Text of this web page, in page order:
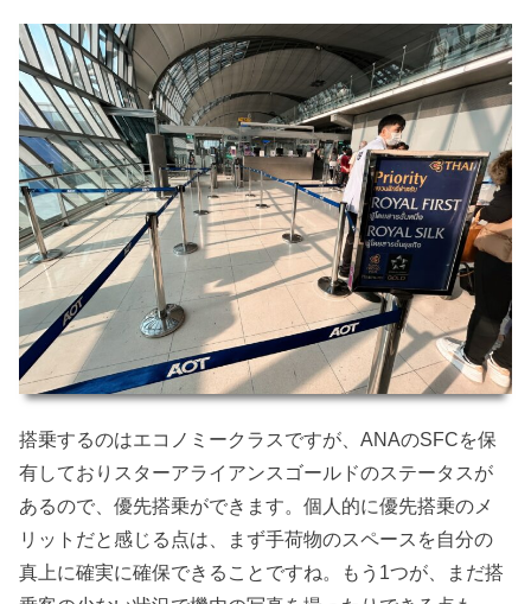
搭乗するのはエコノミークラスですが、ANAのSFCを保
有しておりスターアライアンスゴールドのステータスが
あるので、優先搭乗ができます。個人的に優先搭乗のメ
リットだと感じる点は、まず手荷物のスペースを自分の
真上に確実に確保できることですね。もう1つが、まだ搭